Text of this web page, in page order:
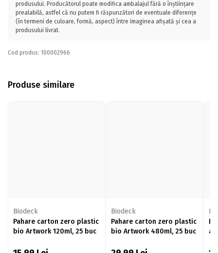
produsului. Producătorul poate modifica ambalajul fără o înștiințare
prealabilă, astfel că nu putem fi răspunzători de eventuale diferențe
(în termeni de culoare, formă, aspect) între imaginea afișată și cea a
produsului livrat.
Cod produs: 100002966
Produse similare
Biodeck
Pahare carton zero plastic
bio Artwork 120ml, 25 buc
Biodeck
Pahare carton zero plastic
bio Artwork 480ml, 25 buc